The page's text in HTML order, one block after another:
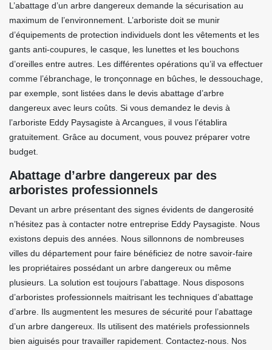
L’abattage d’un arbre dangereux demande la sécurisation au
maximum de l’environnement. L’arboriste doit se munir
d’équipements de protection individuels dont les vêtements et les
gants anti-coupures, le casque, les lunettes et les bouchons
d’oreilles entre autres. Les différentes opérations qu’il va effectuer
comme l’ébranchage, le tronçonnage en bûches, le dessouchage,
par exemple, sont listées dans le devis abattage d’arbre
dangereux avec leurs coûts. Si vous demandez le devis à
l’arboriste Eddy Paysagiste à Arcangues, il vous l’établira
gratuitement. Grâce au document, vous pouvez préparer votre
budget.
Abattage d’arbre dangereux par des
arboristes professionnels
Devant un arbre présentant des signes évidents de dangerosité
n’hésitez pas à contacter notre entreprise Eddy Paysagiste. Nous
existons depuis des années. Nous sillonnons de nombreuses
villes du département pour faire bénéficiez de notre savoir-faire
les propriétaires possédant un arbre dangereux ou même
plusieurs. La solution est toujours l’abattage. Nous disposons
d’arboristes professionnels maitrisant les techniques d’abattage
d’arbre. Ils augmentent les mesures de sécurité pour l’abattage
d’un arbre dangereux. Ils utilisent des matériels professionnels
bien aiguisés pour travailler rapidement. Contactez-nous. Nos